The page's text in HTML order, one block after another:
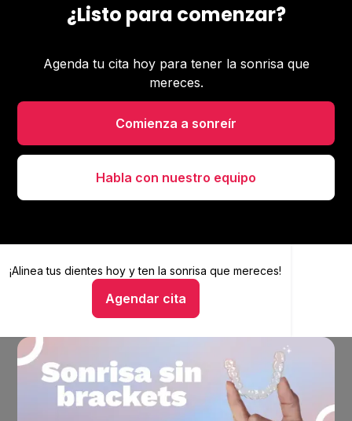
¿Listo para comenzar?
Agenda tu cita hoy para tener la sonrisa que
mereces.
Comienza a sonreír
Habla con nuestro equipo
¡Alinea tus dientes hoy yten la sonrisa que mereces!
Agendar cita
Alinea tus dientes hoy y ten la sonrisa que mereces
Hablar con un asesor